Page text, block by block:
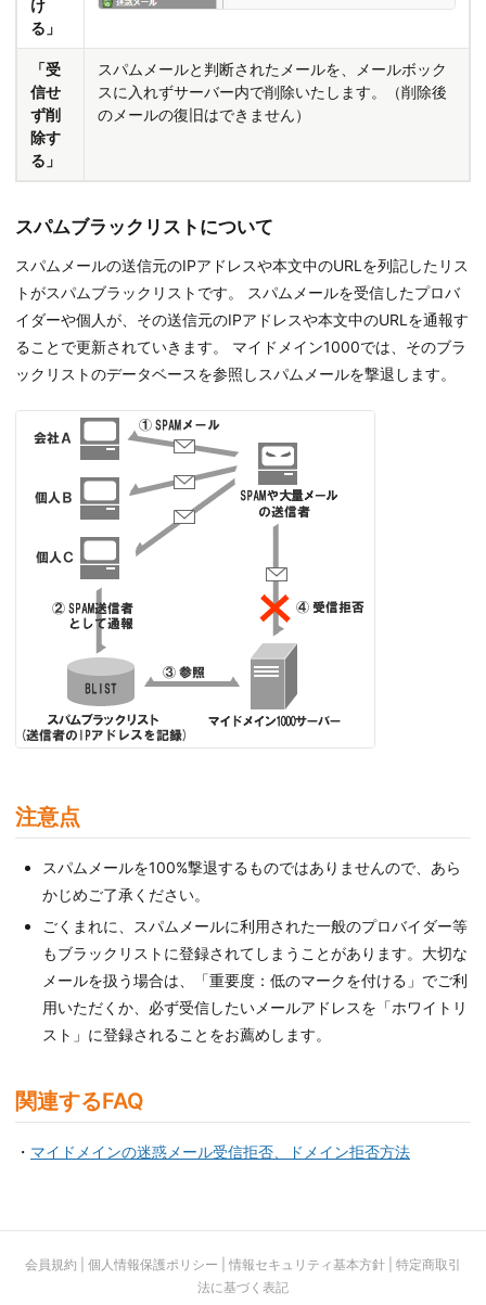
け
る」
「受
信せ
ず削
除す
る」
スパムメールと判断されたメールを、メールボック
スに入れずサーバー内で削除いたします。（削除後
のメールの復旧はできません）
スパムブラックリストについて
スパムメールの送信元のIPアドレスや本文中のURLを列記したリス
トがスパムブラックリストです。 スパムメールを受信したプロバ
イダーや個人が、その送信元のIPアドレスや本文中のURLを通報す
ることで更新されていきます。 マイドメイン1000では、そのブラ
ックリストのデータベースを参照しスパムメールを撃退します。
注意点
スパムメールを100%撃退するものではありませんので、あら
かじめご了承ください。
ごくまれに、スパムメールに利用された一般のプロバイダー等
もブラックリストに登録されてしまうことがあります。大切な
メールを扱う場合は、「重要度：低のマークを付ける」でご利
用いただくか、必ず受信したいメールアドレスを「ホワイトリ
スト」に登録されることをお薦めします。
関連するFAQ
・ マイドメインの迷惑メール受信拒否、ドメイン拒否方法
会員規約 個人情報保護ポリシー 情報セキュリティ基本方針
特定商取引
法に基づく表記